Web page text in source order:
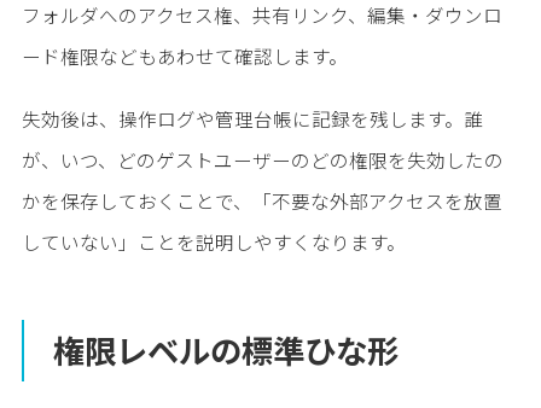
フォルダへのアクセス権、共有リンク、編集・ダウンロ
ード権限などもあわせて確認します。
失効後は、操作ログや管理台帳に記録を残します。誰
が、いつ、どのゲストユーザーのどの権限を失効したの
かを保存しておくことで、「不要な外部アクセスを放置
していない」ことを説明しやすくなります。
権限レベルの標準ひな形